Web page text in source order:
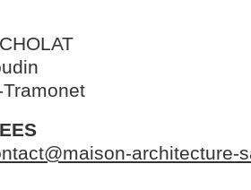
architecture-